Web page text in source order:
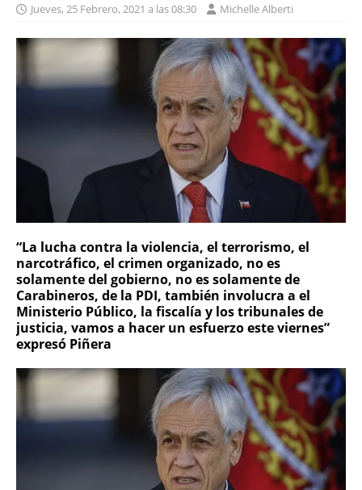
Jueves, 25 Febrero, 2021 a las 08:30 Michelle Alberti
“La lucha contra la violencia, el terrorismo, el
narcotráfico, el crimen organizado, no es
solamente del gobierno, no es solamente de
Carabineros, de la PDI, también involucra a el
Ministerio Público, la fiscalía y los tribunales de
justicia, vamos a hacer un esfuerzo este viernes”
expresó Piñera